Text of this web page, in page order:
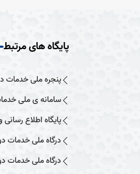
پایگاه های مرتبط
پنجره ملی خدمات
سامانه ی ملی
پایگاه اطلاع
درگاه ملی خدمات
درگاه ملی خدمات